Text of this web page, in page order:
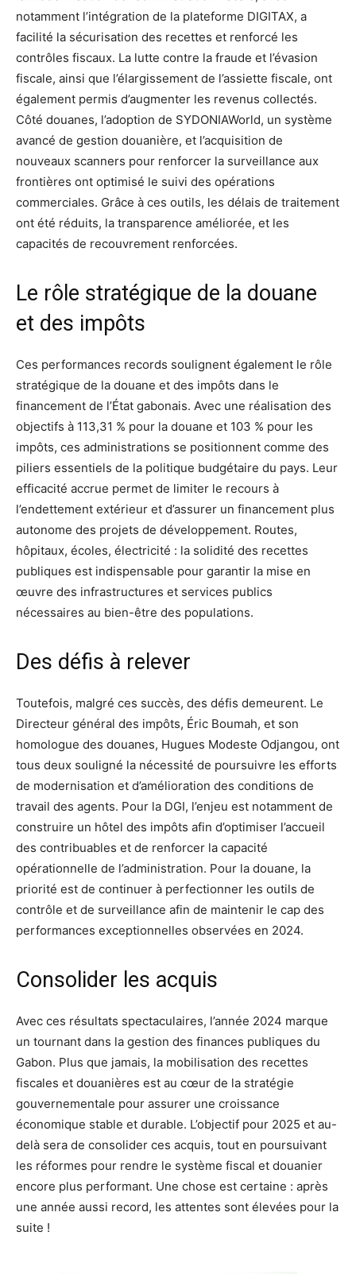
notamment l’intégration de la plateforme DIGITAX, a
facilité la sécurisation des recettes et renforcé les
contrôles fiscaux. La lutte contre la fraude et l’évasion
fiscale, ainsi que l’élargissement de l’assiette fiscale, ont
également permis d’augmenter les revenus collectés.
Côté douanes, l’adoption de SYDONIAWorld, un système
avancé de gestion douanière, et l’acquisition de
nouveaux scanners pour renforcer la surveillance aux
frontières ont optimisé le suivi des opérations
commerciales. Grâce à ces outils, les délais de traitement
ont été réduits, la transparence améliorée, et les
capacités de recouvrement renforcées.
Le rôle stratégique de la douane
et des impôts
Ces performances records soulignent également le rôle
stratégique de la douane et des impôts dans le
financement de l’État gabonais. Avec une réalisation des
objectifs à 113,31 % pour la douane et 103 % pour les
impôts, ces administrations se positionnent comme des
piliers essentiels de la politique budgétaire du pays. Leur
efficacité accrue permet de limiter le recours à
l’endettement extérieur et d’assurer un financement plus
autonome des projets de développement. Routes,
hôpitaux, écoles, électricité : la solidité des recettes
publiques est indispensable pour garantir la mise en
œuvre des infrastructures et services publics
nécessaires au bien-être des populations.
Des défis à relever
Toutefois, malgré ces succès, des défis demeurent. Le
Directeur général des impôts, Éric Boumah, et son
homologue des douanes, Hugues Modeste Odjangou, ont
tous deux souligné la nécessité de poursuivre les efforts
de modernisation et d’amélioration des conditions de
travail des agents. Pour la DGI, l’enjeu est notamment de
construire un hôtel des impôts afin d’optimiser l’accueil
des contribuables et de renforcer la capacité
opérationnelle de l’administration. Pour la douane, la
priorité est de continuer à perfectionner les outils de
contrôle et de surveillance afin de maintenir le cap des
performances exceptionnelles observées en 2024.
Consolider les acquis
Avec ces résultats spectaculaires, l’année 2024 marque
un tournant dans la gestion des finances publiques du
Gabon. Plus que jamais, la mobilisation des recettes
fiscales et douanières est au cœur de la stratégie
gouvernementale pour assurer une croissance
économique stable et durable. L’objectif pour 2025 et au-
delà sera de consolider ces acquis, tout en poursuivant
les réformes pour rendre le système fiscal et douanier
encore plus performant. Une chose est certaine : après
une année aussi record, les attentes sont élevées pour la
suite !